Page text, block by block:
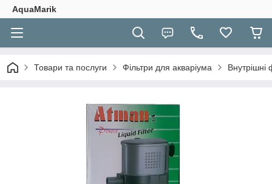
AquaMarik
Товари та послуги Фільтри для акваріума Внутрішні